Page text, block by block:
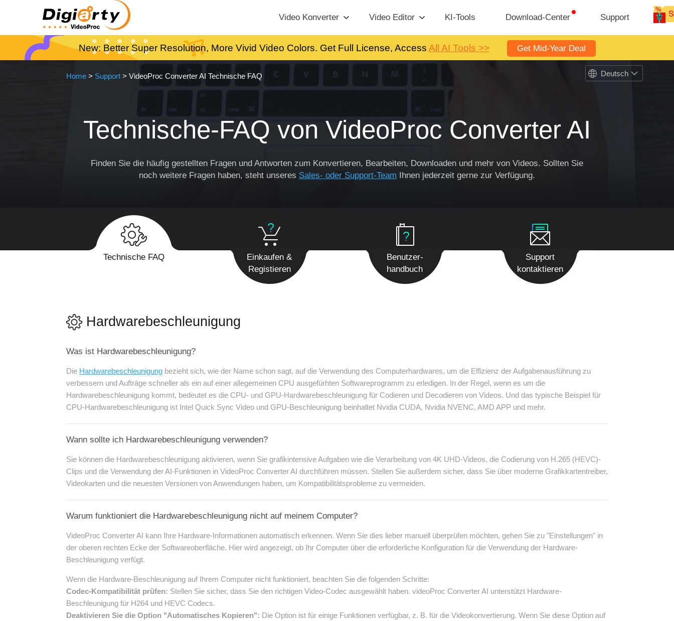
Video Konverter Video Editor KI-Tools Download-Center Support
New: Better Super Resolution, More Vivid Video Colors. Get Full License, Access All AI Tools >> Get Mid-Year Deal
Deutsch
Home > Support > VideoProc Converter AI Technische FAQ
Technische-FAQ von VideoProc Converter AI
Finden Sie die häufig gestellten Fragen und Antworten zum Konvertieren, Bearbeiten, Downloaden und mehr von Videos. Sollten Sie
noch weitere Fragen haben, steht unseres Sales- oder Support-Team Ihnen jederzeit gerne zur Verfügung.
Technische FAQ
Einkaufen &
Registieren
Benutzer-
handbuch
Support
kontaktieren
Hardwarebeschleunigung
Was ist Hardwarebeschleunigung?
Die Hardwarebeschleunigung bezieht sich, wie der Name schon sagt, auf die Verwendung des Computerhardwares, um die Effizienz der Aufgabenausführung zu
verbessern und Aufträge schneller als ein auf einer allegemeinen CPU ausgefürhten Softwareprogramm zu erledigen. In der Regel, wenn es um die
Hardwarebeschleunigung kommt, bedeutet es die CPU- und GPU-Hardwarebeschleunigung für Codieren und Decodieren von Videos. Und das typische Beispiel für
CPU-Hardwarebeschleunigung ist Intel Quick Sync Video und GPU-Beschleunigung beinhaltet Nvidia CUDA, Nvidia NVENC, AMD APP und mehr.
Wann sollte ich Hardwarebeschleunigung verwenden?
Sie können die Hardwarebeschleunigung aktivieren, wenn Sie grafikintensive Aufgaben wie die Verarbeitung von 4K UHD-Videos, die Codierung von H.265 (HEVC)-
Clips und die Verwendung der AI-Funktionen in VideoProc Converter AI durchführen müssen. Stellen Sie außerdem sicher, dass Sie über moderne Grafikkartentreiber,
Videokarten und die neuesten Versionen von Anwendungen haben, um Kompatibilitätsprobleme zu vermeiden.
Warum funktioniert die Hardwarebeschleunigung nicht auf meinem Computer?
VideoProc Converter AI kann Ihre Hardware-Informationen automatisch erkennen. Wenn Sie dies lieber manuell überprüfen möchten, gehen Sie zu "Einstellungen" in
der oberen rechten Ecke der Softwareoberfläche. Hier wird angezeigt, ob Ihr Computer über die erforderliche Konfiguration für die Verwendung der Hardware-
Beschleunigung verfügt.
Wenn die Hardware-Beschleunigung auf Ihrem Computer nicht funktioniert, beachten Sie die folgenden Schritte:
Codec-Kompatibilität prüfen: Stellen Sie sicher, dass Sie den richtigen Video-Codec ausgewählt haben. videoProc Converter AI unterstützt Hardware-
Beschleunigung für H264 und HEVC Codecs.
Deaktivieren Sie die Option "Automatisches Kopieren": Die Option ist für einige Funktionen verfügbar, z. B. für die Videokonvertierung. Wenn Sie diese Option auf